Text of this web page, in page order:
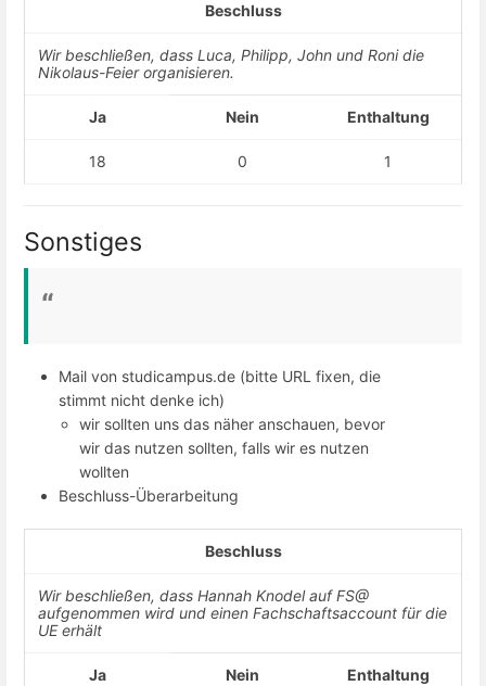
Beschluss
Wir beschließen, dass Luca, Philipp, John und Roni die
Nikolaus-Feier organisieren.
Ja Nein Enthaltung
18 0 1
Sonstiges
Mail von studicampus.de (bitte URL fixen, die
stimmt nicht denke ich)
wir sollten uns das näher anschauen, bevor
wir das nutzen sollten, falls wir es nutzen
wollten
Beschluss-Überarbeitung
Beschluss
Wir beschließen, dass Hannah Knodel auf FS@
aufgenommen wird und einen Fachschaftsaccount für die
UE erhält
Ja Nein Enthaltung